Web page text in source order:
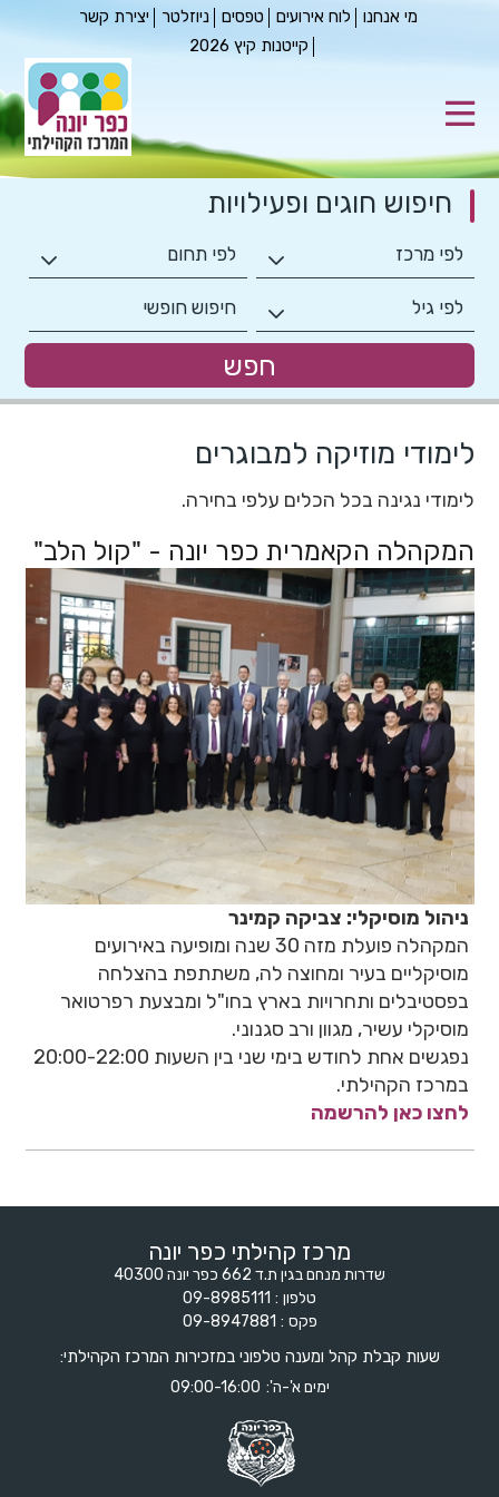
מי אנחנו לוח אירועים טפסים ניוזלטר
יצירת קשר
קייטנות קיץ 2026
חיפוש חוגים ופעילויות
לימודי מוזיקה למבוגרים
לימודי נגינה בכל הכלים עלפי בחירה.
המקהלה הקאמרית כפר יונה - "קול הלב"
ניהול מוסיקלי: צביקה קמינר
המקהלה פועלת מזה 30 שנה ומופיעה באירועים
מוסיקליים בעיר ומחוצה לה, משתתפת בהצלחה
בפסטיבלים ותחרויות בארץ בחו"ל ומבצעת רפרטואר
מוסיקלי עשיר, מגוון ורב סגנוני.
במרכז הקהילתי.
לחצו כאן להרשמה
מרכז קהילתי כפר יונה
שדרות מנחם בגין ת.ד 662 כפר יונה 40300
טלפון
09-8985111
פקס
09-8947881
שעות קבלת קהל ומענה טלפוני במזכירות המרכז הקהילתי:
ימים א'-ה': 09:00-16:00